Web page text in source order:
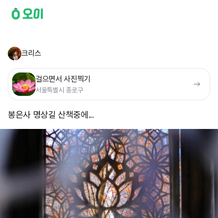
크리스
걸으면서 사진찍기
서울특별시 종로구
봉은사 명상길 산책중에...